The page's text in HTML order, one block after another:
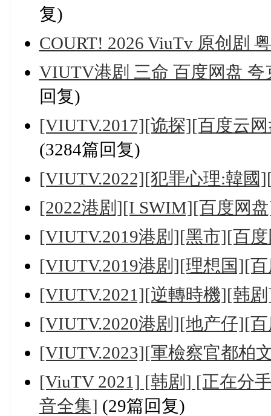
复)
COURT! 2026 ViuTv 原创剧
VIUTV港剧 三命 百度网盘
回复)
[VIUTV.2017][诡探][百度云
(3284篇回复)
[VIUTV.2022][犯罪心理:韓
[2022港剧][I SWIM][百度网
[VIUTV.2019港剧][黑市][百
[VIUTV.2019港剧][理想国][
[VIUTV.2021][逆轉時機][韩
[VIUTV.2020港剧][地产仔][
[VIUTV.2023][軍檢察官都柏
[ViuTV 2021] [韩剧] [正在分
音全集] (29篇回复)